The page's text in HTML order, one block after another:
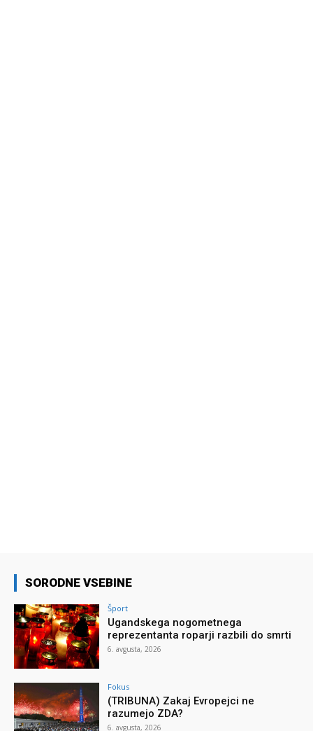
SORODNE VSEBINE
Šport
Ugandskega nogometnega
reprezentanta roparji razbili do smrti
6. avgusta, 2026
Fokus
(TRIBUNA) Zakaj Evropejci ne
razumejo ZDA?
6. avgusta, 2026